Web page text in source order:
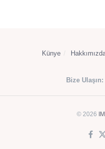
Künye
Bize
© 2026